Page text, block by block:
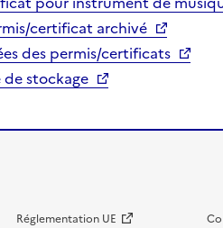
certificat archivé
des permis/certificats
de stockage
Réglementation UE